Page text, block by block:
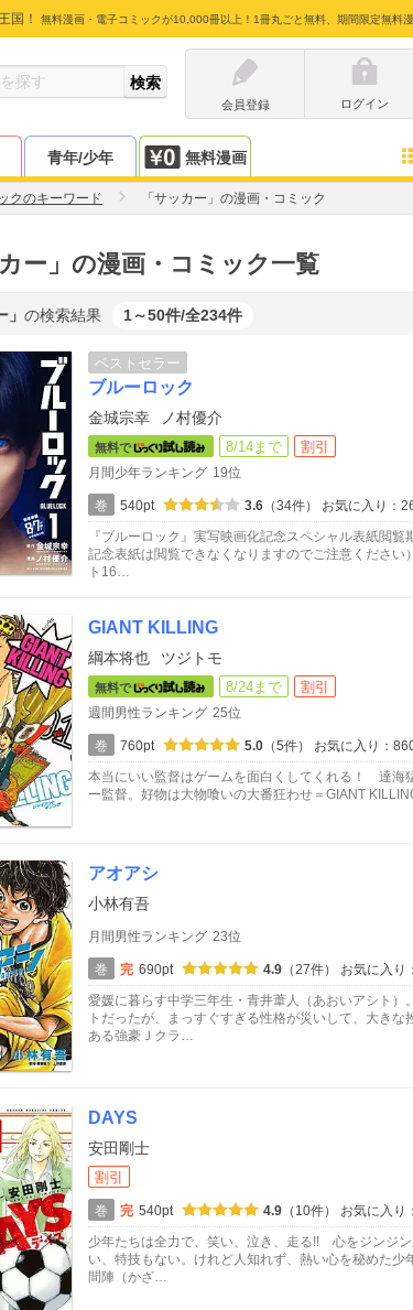
国！ 無料漫画・電子コミックが10,000冊以上！1冊丸ごと無料、期間限定無料
会員登録
ログイン
青年/少年 無料漫画
クのキーワード 「サッカー」の漫画・コミック
カー」の漫画・コミック一覧
」 の検索結果 1～50件/全234件
ベストセラー
ブルーロック
金城宗幸 ノ村優介
無料で 8/14まで 割引
月間少年ランキング 19位
巻 540pt 3.6 （34件）
お気に入り：
『ブルーロック』実写映画化記念スペシャル表紙閲
記念表紙は閲覧できなくなりますのでご注意くださ
ト16…
GIANT KILLING
綱本将也 ツジトモ
無料で 8/24まで 割引
週間男性ランキング 25位
巻 760pt 5.0 （5件）
お気に入り：
本当にいい監督はゲームを面白くしてくれる！ 達海
ー監督。好物は大物喰いの大番狂わせ＝GIANT
アオアシ
小林有吾
月間男性ランキング 23位
巻 完 690pt 4.9 （27件）
お気に入り
愛媛に暮らす中学三年生・青井葦人（あおいアシト
トだったが、まっすぐすぎる性格が災いして、大き
ある強豪Ｊクラ…
DAYS
安田剛士
割引
巻 完 540pt 4.9 （10件）
お気に入り
少年たちは全力で、笑い、泣き、走る!! 心をジン
い、特技もない。けれど人知れず、熱い心を秘めた
間陣（かざ…